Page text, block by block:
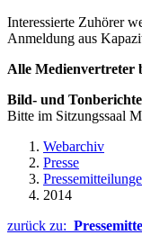
Interessierte Zuhörer
Anmeldung aus
Alle Medienvertreter
Bild- und
Bitte im Sitzungssaal
Webarchiv
Presse
2014
zurück zu: